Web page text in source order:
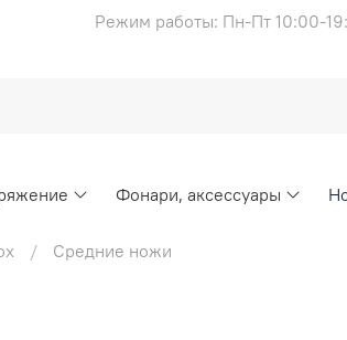
Режим работы: Пн-Пт 10:00-
Фонари, аксессуары
Средние ножи